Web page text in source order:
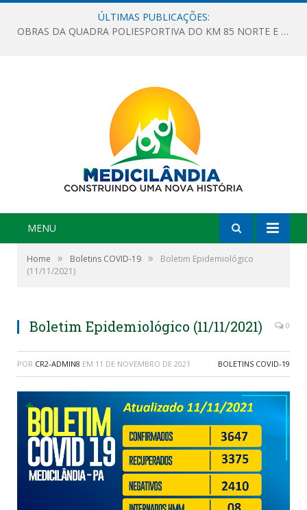
ÚLTIMAS PUBLICAÇÕES:
OBRAS DA QUADRA POLIESPORTIVA DO KM 85 NORTE E DA ESCOLA GASPAR VIANA AVANÇAM
MENU
Home » Boletins COVID-19 »
Boletim Epidemiológico
(11/11/2021)
Boletim Epidemiológico (11/11/2021) 0
POR CR2-ADMIN8 EM 11 DE NOVEMBRO DE 2021 BOLETINS COVID-19